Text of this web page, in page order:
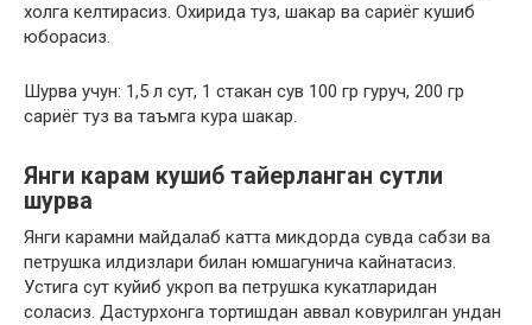
холга келтирасиз. Охирида туз, шакар ва сариёг кушиб
юборасиз.
Шурва учун: 1,5 л сут, 1 стакан сув 100 гр гуруч, 200 гр
сариёг туз ва таъмга кура шакар.
Янги карам кушиб тайерланган сутли
шурва
Янги карамни майдалаб катта микдорда сувда сабзи ва
петрушка илдизлари билан юмшагунича кайнатасиз.
Устига сут куйиб укроп ва петрушка кукатларидан
соласиз. Дастурхонга тортишдан аввал ковурилган ундан